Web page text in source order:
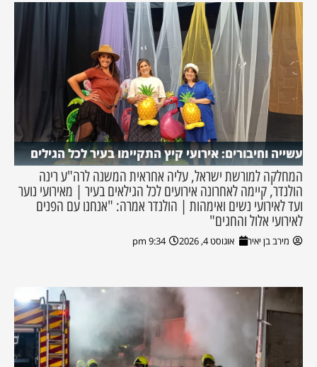
עשייה וחיבורים: אירועי קיץ התקיימו בעיר לכל הגילים
המחלקה למורשת ישראל, עליה אחראית המשנה לרה"ע רינה
הולנדר, קיימה לאחרונה אירועים לכל הגילאים בעיר | מאירועי נוער
ועד לאירועי נשים ואימהות | הולנדר אמרה: "אנחנו עם הפנים
לאירועי אלול והחגים"
מירב בן יאיר אוגוסט 4, 2026 9:34 pm